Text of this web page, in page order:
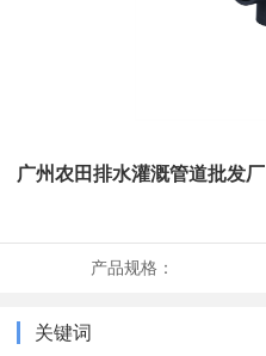
广州农田排水灌溉管道批发
产品规格：
关键词